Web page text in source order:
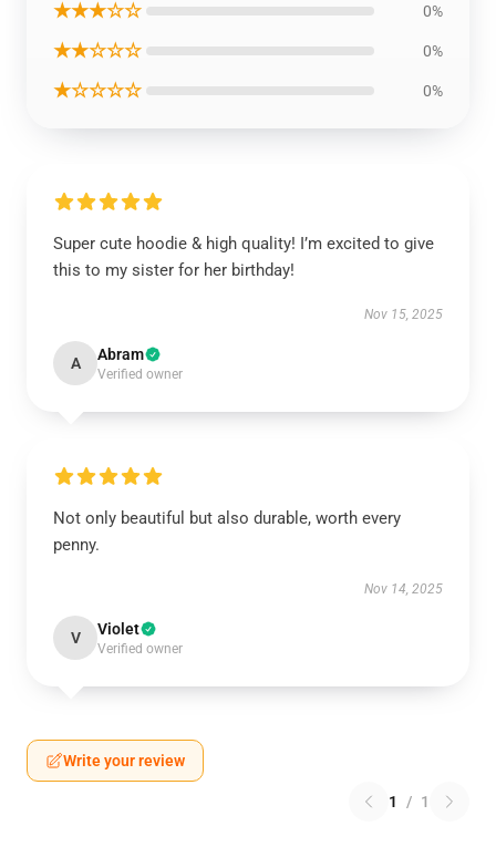
★★★☆☆ 0%
★★☆☆☆ 0%
★☆☆☆☆ 0%
Super cute hoodie & high quality! I’m excited to give
this to my sister for her birthday!
Nov 15, 2025
A Abram
Verified owner
Not only beautiful but also durable, worth every
penny.
Nov 14, 2025
V Violet
Verified owner
Write your review
1 / 1